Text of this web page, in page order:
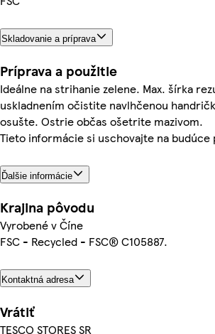
Skladovanie a príprava
Príprava a použitie
Ideálne na strihanie zelene. Max. šírka
uskladnením očistite navlhčenou
osušte. Ostrie občas ošetrite mazivom.
Tieto informácie si uschovajte na budúce
Ďalšie informácie
Krajina pôvodu
Vyrobené v Číne
FSC - Recycled - FSC® C105887.
Kontaktná adresa
Vrátiť
TESCO STORES SR